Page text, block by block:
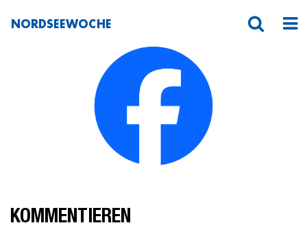
NORDSEEWOCHE
facebook
KOMMENTIEREN